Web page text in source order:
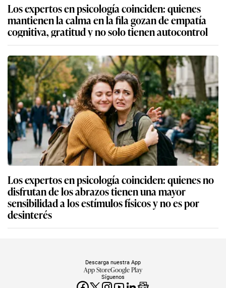
Los expertos en psicología coinciden: quienes
mantienen la calma en la fila gozan de empatía
cognitiva, gratitud y no solo tienen autocontrol
Los expertos en psicología coinciden: quienes no
disfrutan de los abrazos tienen una mayor
sensibilidad a los estímulos físicos y no es por
desinterés
Síguenos
Descarga nuestra App
App StoreGoogle Play